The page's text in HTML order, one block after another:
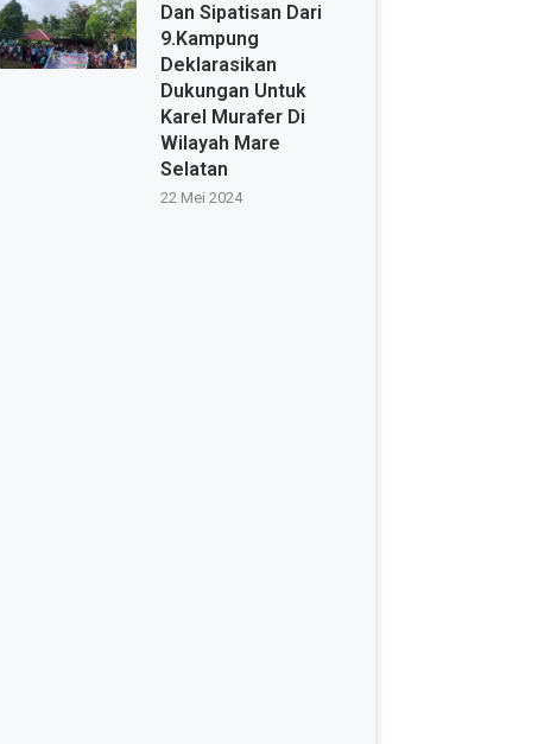
Dan Sipatisan Dari
9.Kampung
Deklarasikan
Dukungan Untuk
Karel Murafer Di
Wilayah Mare
Selatan
22 Mei 2024